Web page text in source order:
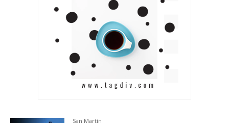
San Martín